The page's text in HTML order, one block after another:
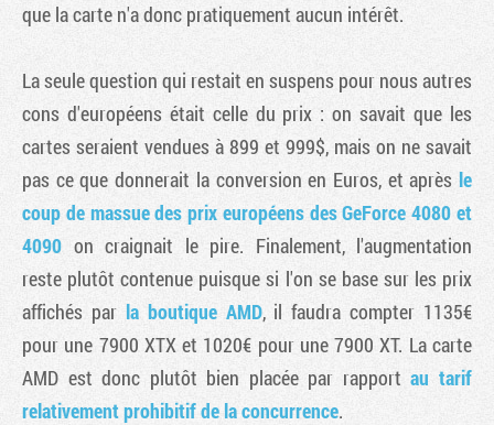
que la carte n'a donc pratiquement aucun intérêt.
La seule question qui restait en suspens pour nous autres
cons d'européens était celle du prix : on savait que les
cartes seraient vendues à 899 et 999$, mais on ne savait
pas ce que donnerait la conversion en Euros, et après le
coup de massue des prix européens des GeForce 4080 et
4090 on craignait le pire. Finalement, l'augmentation
reste plutôt contenue puisque si l'on se base sur les prix
affichés par la boutique AMD, il faudra compter 1135€
pour une 7900 XTX et 1020€ pour une 7900 XT. La carte
AMD est donc plutôt bien placée par rapportau tarif
relativement prohibitif de la concurrence.